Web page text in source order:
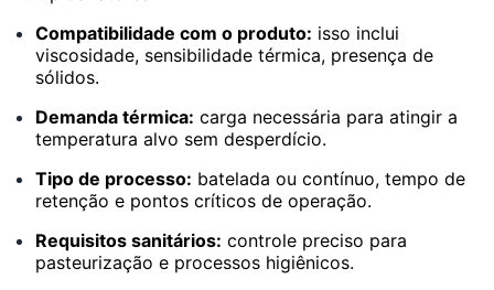
Compatibilidade com o produto: isso inclui
viscosidade, sensibilidade térmica, presença de
sólidos.
Demanda térmica: carga necessária para atingir a
temperatura alvo sem desperdício.
Tipo de processo: batelada ou contínuo, tempo de
retenção e pontos críticos de operação.
Requisitos sanitários: controle preciso para
pasteurização e processos higiênicos.